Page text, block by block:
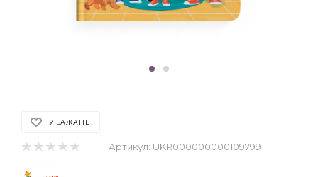
У БАЖАНЕ
Артикул: UKR000000000109799